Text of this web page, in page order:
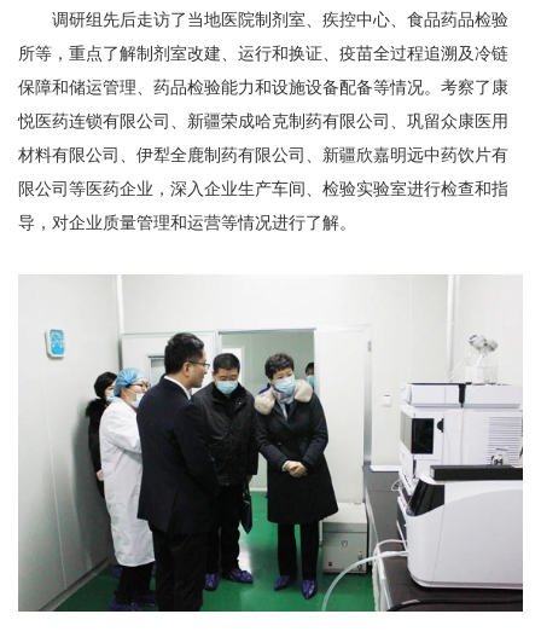
调研组先后走访了当地医院制剂室、疾控中心、食品药品检验
所等，重点了解制剂室改建、运行和换证、疫苗全过程追溯及冷链
保障和储运管理、药品检验能力和设施设备配备等情况。考察了康
悦医药连锁有限公司、新疆荣成哈克制药有限公司、巩留众康医用
材料有限公司、伊犁全鹿制药有限公司、新疆欣嘉明远中药饮片有
限公司等医药企业，深入企业生产车间、检验实验室进行检查和指
导，对企业质量管理和运营等情况进行了解。